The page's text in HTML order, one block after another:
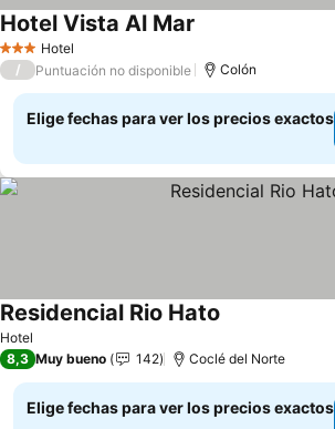
3 Estrellas
Hotel
Hotel Vista Al Mar
/ Puntuación no disponible Colón
Elige fechas para ver los precios exactos
Hotel
Residencial Rio Hato
8,3 Muy bueno 142 Coclé del Norte
Elige fechas para ver los precios exactos